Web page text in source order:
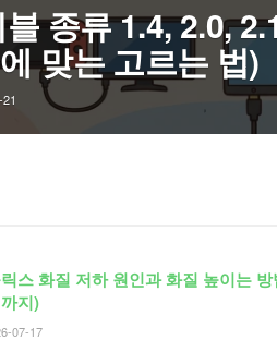
종류 1.4, 2.0,
맞는 고르는 법)
스 화질 저하 원인과 화질 높이는
지)
07-17